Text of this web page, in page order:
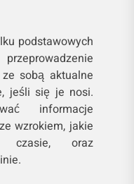
podstawowych
sobą aktualne
jeśli się je nosi.
informacje
wzrokiem, jakie
czasie, oraz